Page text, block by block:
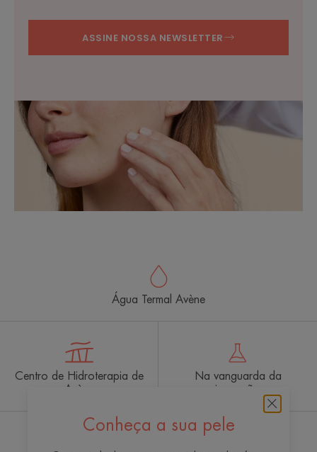
ASSINE NOSSA NEWSLETTER
Conheça a sua pele
Água Termal Avène
Centro de Hidroterapia de
Avène
Na vanguarda da
inovação